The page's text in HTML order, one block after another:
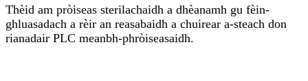
Thèid am pròiseas sterilachaidh a dhèanamh gu fèin-
ghluasadach a rèir an reasabaidh a chuirear a-steach don
rianadair PLC meanbh-phròiseasaidh.